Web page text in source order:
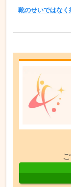
靴のせいではなく